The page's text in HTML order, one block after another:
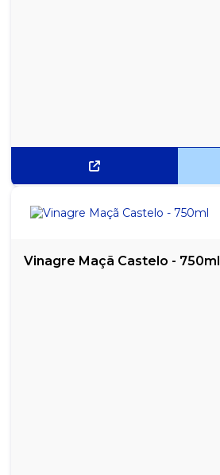
Vinagre Maçã Castelo - 750ml